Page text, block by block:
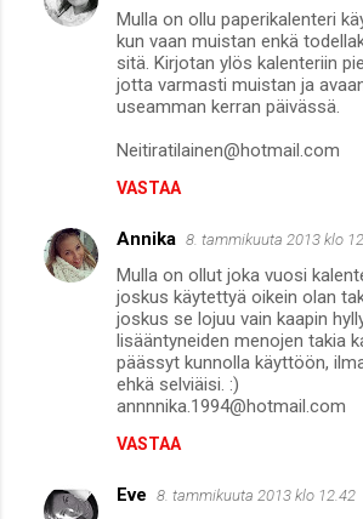
Mulla on ollu paperikalenteri
kun vaan muistan enkä
sitä. Kirjotan ylös kalenteriin
jotta varmasti muistan ja
useamman kerran päivässä.
Neitiratilainen@hotmail.com
VASTAA
Annika 8. tammikuuta 2013 klo
Mulla on ollut joka vuosi
joskus käytettyä oikein olan
joskus se lojuu vain kaapin
lisääntyneiden menojen takia
päässyt kunnolla käyttöön,
ehkä selviäisi. :)
annnnika.1994@hotmail.com
VASTAA
Eve 8. tammikuuta 2013 klo 12.42